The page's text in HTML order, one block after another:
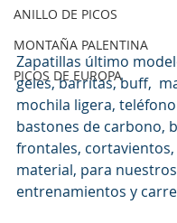
ANILLO DE PICOS
MONTAÑA PALENTINA
PICOS DE EUROPA
Zapatillas último
geles, barritas, buff,
mochila ligera,
bastones de carbono,
frontales,
material, para nuestros
entrenamientos y